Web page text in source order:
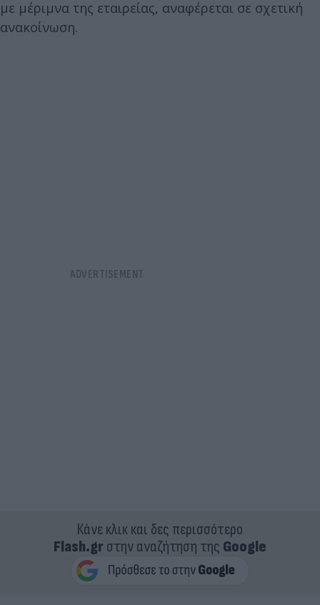
με μέριμνα της εταιρείας, αναφέρεται σε σχετική
ανακοίνωση.
Κάνε κλικ και δες περισσότερο
Flash.grστην αναζήτηση της Google